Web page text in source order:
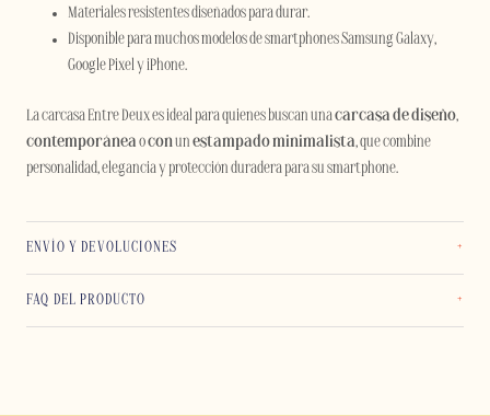
Materiales resistentes diseñados para durar.
Disponible para muchos modelos de smartphones Samsung Galaxy,
Google Pixel y iPhone.
La carcasa Entre Deux es ideal para quienes buscan unacarcasa de diseño,
contemporánea oconun estampado minimalista, que combine
personalidad, elegancia y protección duradera para su smartphone.
ENVÍO Y DEVOLUCIONES
FAQ DEL PRODUCTO